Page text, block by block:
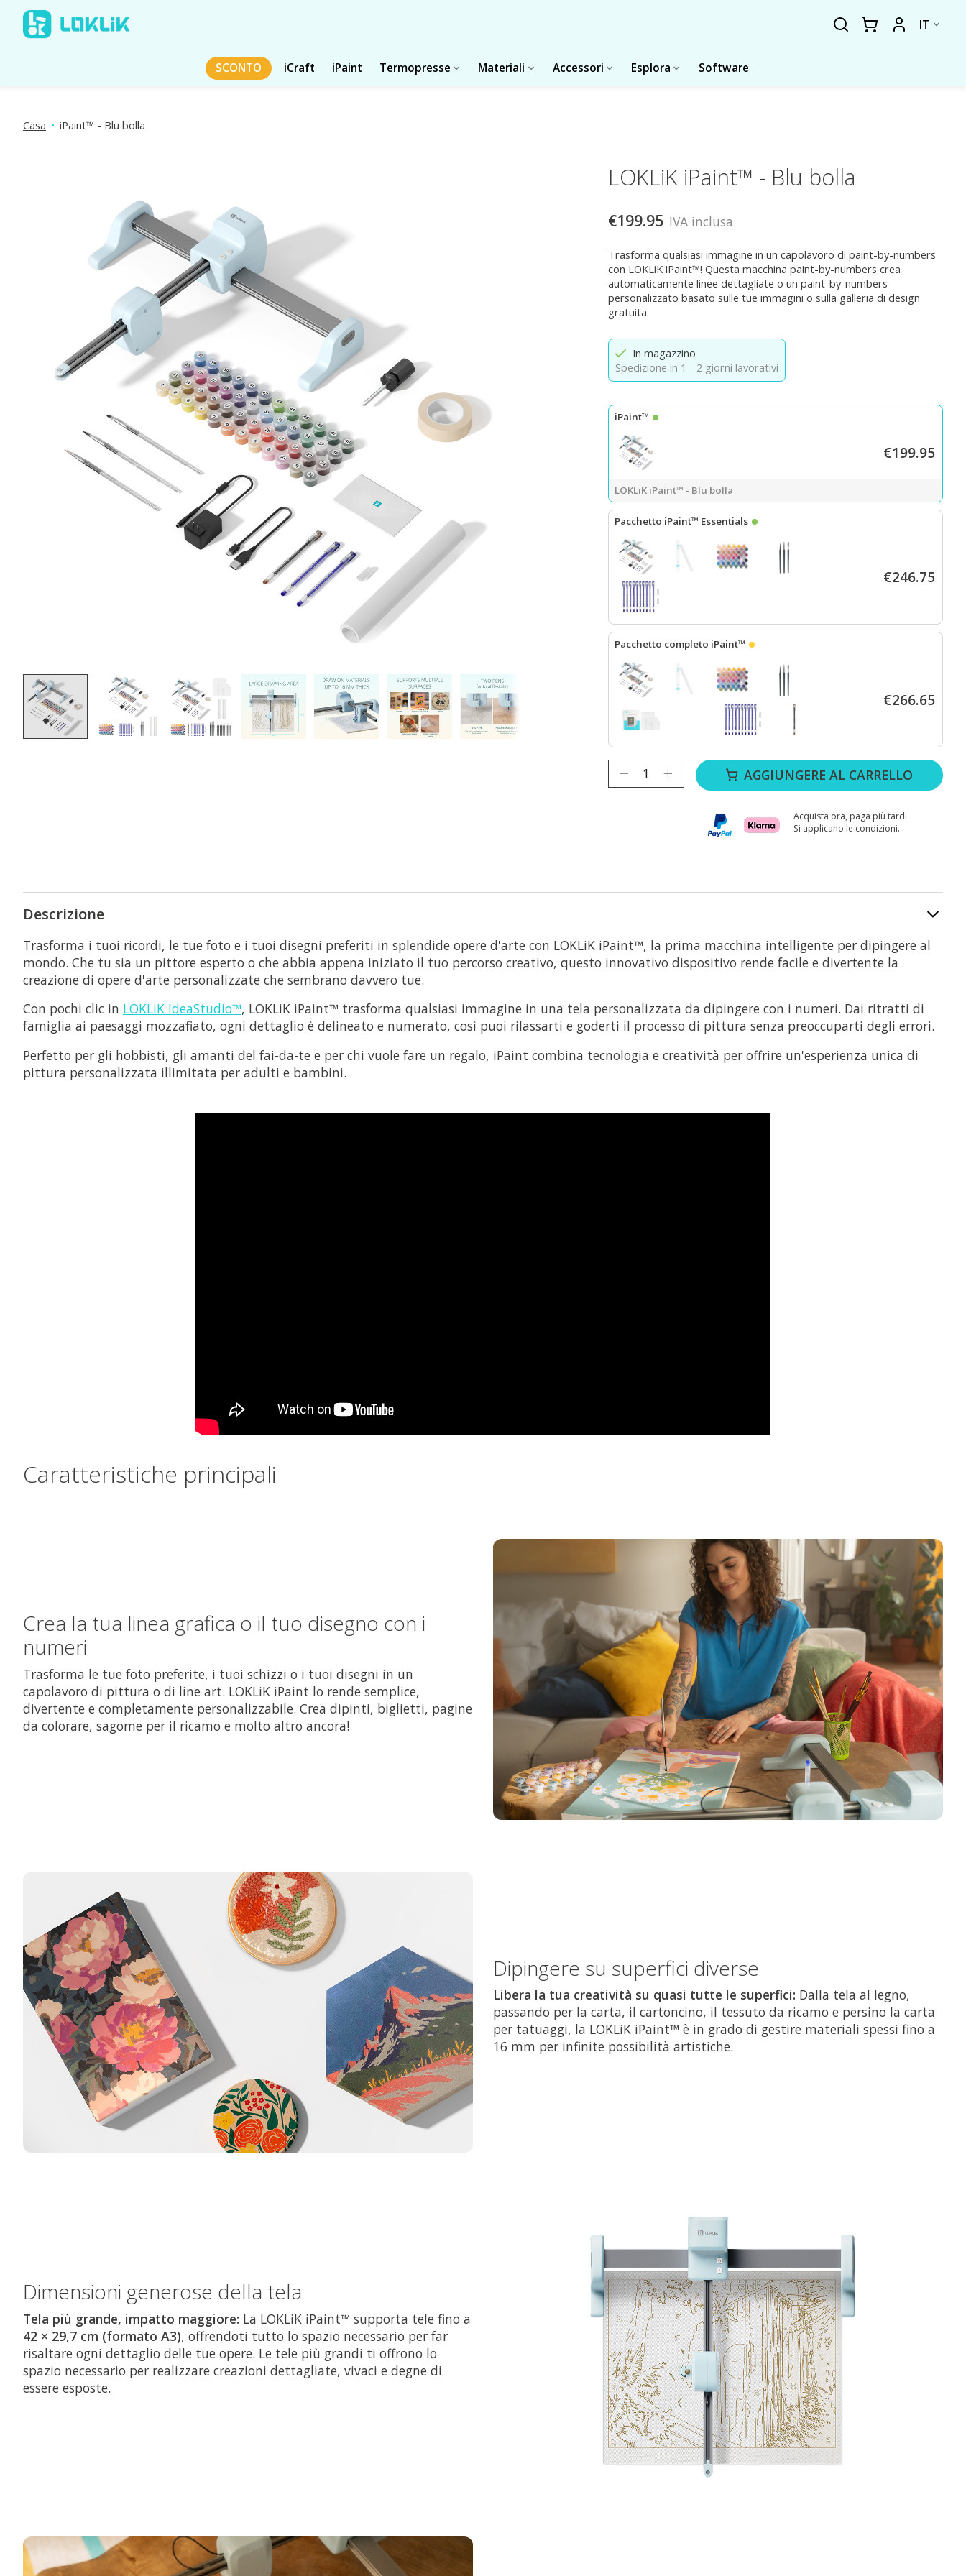
IT
SCONTO iCraft iPaint Termopresse Materiali Accessori Esplora Software
Casa • iPaint™ - Blu bolla
LOKLiK iPaint™ - Blu bolla
€199.95 IVA inclusa
Trasforma qualsiasi immagine in un capolavoro di paint-by-numbers
con LOKLiK iPaint™! Questa macchina paint-by-numbers crea
automaticamente linee dettagliate o un paint-by-numbers
personalizzato basato sulle tue immagini o sulla galleria di design
gratuita.
In magazzino
Spedizione in 1 - 2 giorni lavorativi
iPaint™
€199.95
LOKLiK iPaint™ - Blu bolla
Pacchetto iPaint™ Essentials
€246.75
LOKLiK iPaint™ - Bubble Blue Set di tele arrotolate A3 Kit di colori
Pacchetto completo iPaint™
€266.65
LOKLiK iPaint™ - Bubble Blue Set di tele arrotolate in formato A3+Kit di
Quantità: AGGIUNGERE AL CARRELLO
Acquista ora, paga più tardi.
Si applicano le condizioni.
Descrizione
Trasforma i tuoi ricordi, le tue foto e i tuoi disegni preferiti in splendide opere d'arte con LOKLiK iPaint™, la prima macchina intelligente per dipingere al
mondo. Che tu sia un pittore esperto o che abbia appena iniziato il tuo percorso creativo, questo innovativo dispositivo rende facile e divertente la
creazione di opere d'arte personalizzate che sembrano davvero tue.
Con pochi clic in LOKLiK IdeaStudio™, LOKLiK iPaint™ trasforma qualsiasi immagine in una tela personalizzata da dipingere con i numeri. Dai ritratti di
famiglia ai paesaggi mozzafiato, ogni dettaglio è delineato e numerato, così puoi rilassarti e goderti il processo di pittura senza preoccuparti degli errori.
Perfetto per gli hobbisti, gli amanti del fai-da-te e per chi vuole fare un regalo, iPaint combina tecnologia e creatività per offrire un'esperienza unica di
pittura personalizzata illimitata per adulti e bambini.
Caratteristiche principali
Crea la tua linea grafica o il tuo disegno con i
numeri
Trasforma le tue foto preferite, i tuoi schizzi o i tuoi disegni in un
capolavoro di pittura o di line art. LOKLiK iPaint lo rende semplice,
divertente e completamente personalizzabile. Crea dipinti, biglietti, pagine
da colorare, sagome per il ricamo e molto altro ancora!
Dipingere su superfici diverse
Libera la tua creatività su quasi tutte le superfici: Dalla tela al legno,
passando per la carta, il cartoncino, il tessuto da ricamo e persino la carta
per tatuaggi, la LOKLiK iPaint™ è in grado di gestire materiali spessi fino a
16 mm per infinite possibilità artistiche.
Dimensioni generose della tela
Tela più grande, impatto maggiore: La LOKLiK iPaint™ supporta tele fino a
42 × 29,7 cm (formato A3), offrendoti tutto lo spazio necessario per far
risaltare ogni dettaglio delle tue opere. Le tele più grandi ti offrono lo
spazio necessario per realizzare creazioni dettagliate, vivaci e degne di
essere esposte.